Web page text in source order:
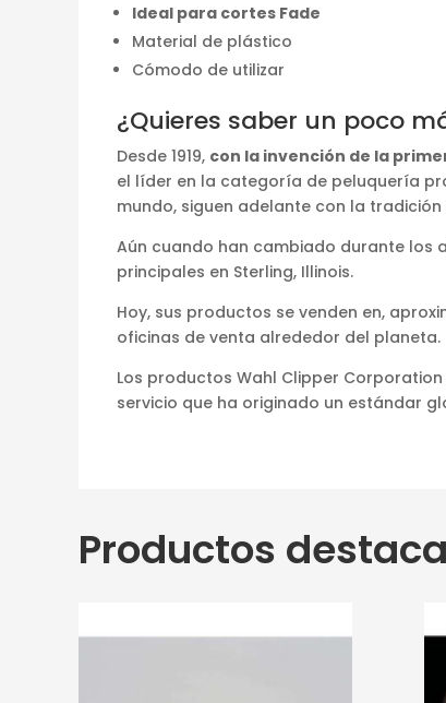
Ideal para cortes Fade
Material de plástico
Cómodo de utilizar
¿Quieres saber un poco
Desde 1919, con la invención de la
el líder en la categoría de peluquería
mundo, siguen adelante con la
Aún cuando han cambiado durante los
principales en Sterling, Illinois.
Hoy, sus productos se venden en,
oficinas de venta alrededor del planeta.
Los productos Wahl Clipper
servicio que ha originado un estándar
Productos